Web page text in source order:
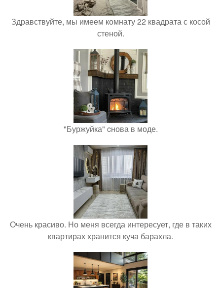
Здравствуйте, мы имеем комнату 22 квадрата с косой
стеной.
"Буржуйка" cнова в моде.
Очень красиво. Но меня всегда интересует, где в таких
квартирах хранится куча барахла.